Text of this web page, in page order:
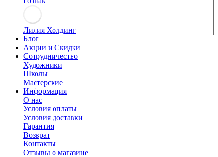
Лилия Холдинг
Блог
Акции и Скидки
Сотрудничество
Художники
Школы
Мастерские
Информация
О нас
Условия оплаты
Условия доставки
Гарантия
Возврат
Контакты
Отзывы о магазине